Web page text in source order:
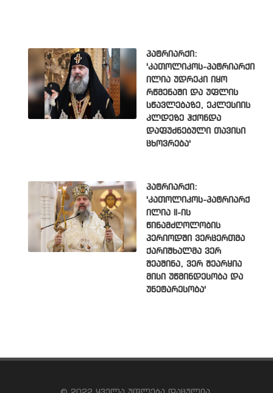
პატრიარქი:
'კათოლიკოს-პატრიარქი
ილია უდრეკი იყო
რწმენაში და უფლის
სწავლებაზე, ეკლესიის
კლდეზე ჰქონდა
დაფუძნებული თავისი
ცხოვრება'
პატრიარქი:
'კათოლიკოს-პატრიარქ
ილია II-ის
წინამძღოლობის
პერიოდში ვერცერთმა
ქარიშხალმა ვერ
შეაშინა, ვერ შეარყია
მისი უწმინდესობა და
უნეტარესობა'